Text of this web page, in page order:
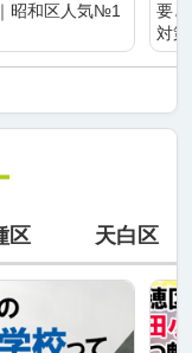
昭和区人気№1
要
対
区 天白区